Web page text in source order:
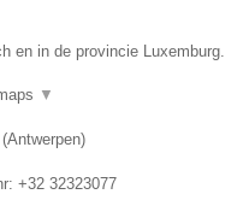
en in de provincie Luxemburg.
▼
(Antwerpen)
+32 32323077